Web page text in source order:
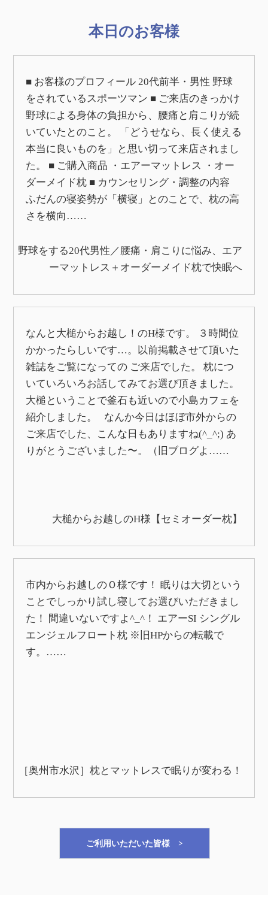
本日のお客様
■ お客様のプロフィール 20代前半・男性 野球
をされているスポーツマン ■ ご来店のきっかけ
野球による身体の負担から、腰痛と肩こりが続
いていたとのこと。 「どうせなら、長く使える
本当に良いものを」と思い切って来店されまし
た。 ■ ご購入商品 ・エアーマットレス ・オー
ダーメイド枕 ■ カウンセリング・調整の内容
ふだんの寝姿勢が「横寝」とのことで、枕の高
さを横向……
野球をする20代男性／腰痛・肩こりに悩み、エア
ーマットレス＋オーダーメイド枕で快眠へ
なんと大槌からお越し！のH様です。 ３時間位
かかったらしいです…。以前掲載させて頂いた
雑誌をご覧になっての ご来店でした。 枕につ
いていろいろお話してみてお選び頂きました。
大槌ということで釜石も近いので小島カフェを
紹介しました。 なんか今日はほぼ市外からの
ご来店でした、こんな日もありますね(^_^;) あ
りがとうございました〜。（旧ブログよ……
大槌からお越しのH様【セミオーダー枕】
市内からお越しのＯ様です！ 眠りは大切という
ことでしっかり試し寝してお選びいただきまし
た！ 間違いないですよ^_^！ エアーSI シングル
エンジェルフロート枕 ※旧HPからの転載で
す。……
［奥州市水沢］枕とマットレスで眠りが変わる！
ご利用いただいた皆様 >